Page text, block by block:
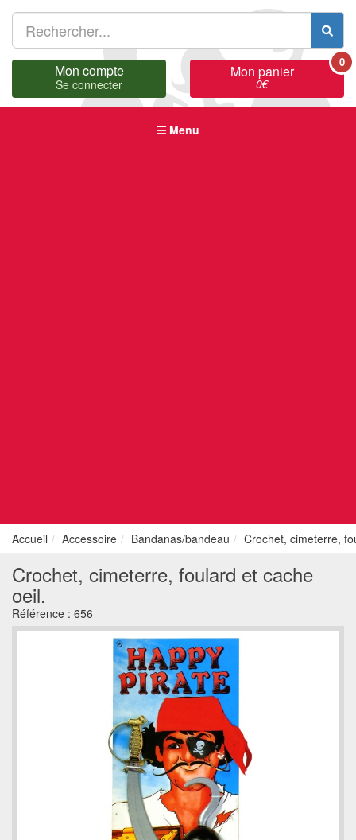
Mon compte
Se connecter
Mon panier
0€
0
Menu
Accueil Accessoire Bandanas/bandeau Crochet, cimeterre,
Crochet, cimeterre, foulard et cache
oeil.
Référence : 656